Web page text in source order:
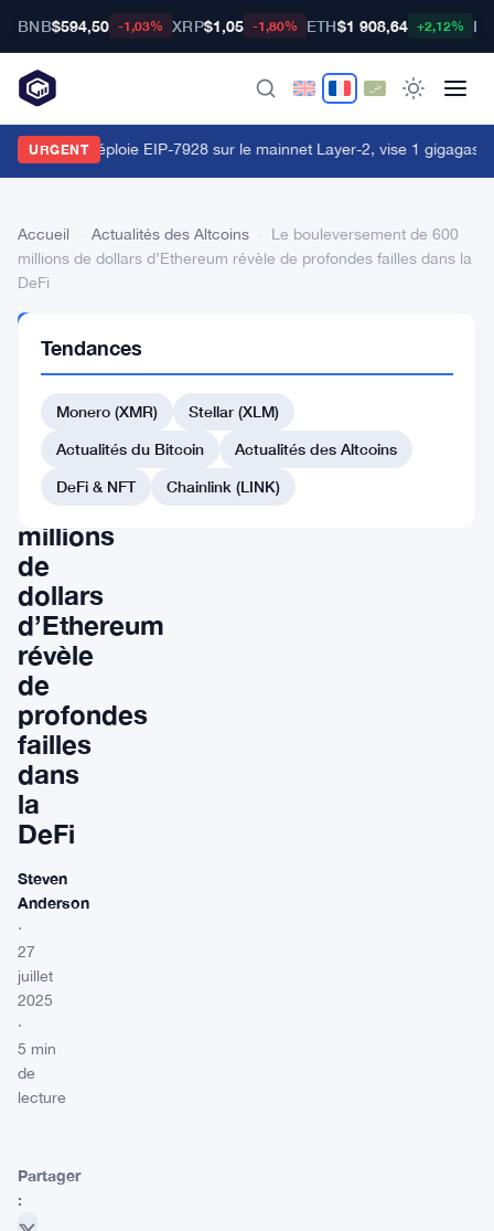
BNB$594,50 -1,03% XRP$1,05 -1,80% ETH$1 908,64 +2,12%
URGENT
Chain déploie EIP-7928 sur le mainnet Layer-2, vise 1 gigagas
Accueil Actualités des Altcoins
Le bouleversement de 600
millions de dollars d’Ethereum révèle de profondes failles dans la
DeFi
DES
ALTCOINS
bouleversement
millions
de
dollars
d’Ethereum
révèle
de
profondes
failles
dans
la
DeFi
Steven
Anderson
·
27
juillet
2025
·
5 min
de
lecture
Partager
:
Tendances
Monero (XMR)
Stellar (XLM)
Actualités du Bitcoin
Actualités des Altcoins
DeFi & NFT
Chainlink (LINK)